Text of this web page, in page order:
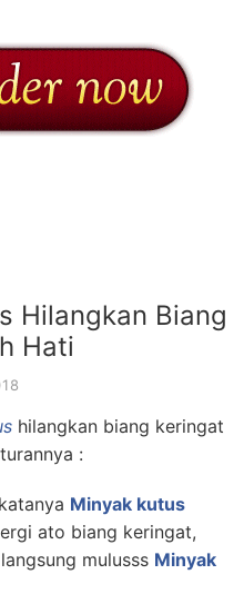
Hilangkan Biang
Hati
hilangkan biang keringat
:
Minyak kutus
ato biang keringat,
mulusss Minyak